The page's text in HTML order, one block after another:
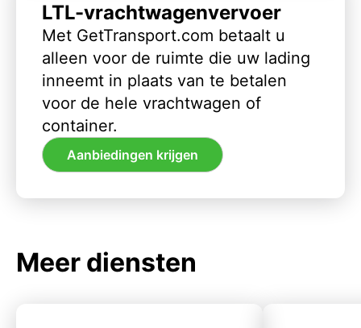
LTL-vrachtwagenvervoer
Met GetTransport.com betaalt u
alleen voor de ruimte die uw lading
inneemt in plaats van te betalen
voor de hele vrachtwagen of
container.
Aanbiedingen krijgen
Meer diensten